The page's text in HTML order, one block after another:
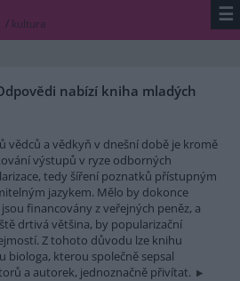
/ kultura ☰
nabízí kniha mladých
vědců a vědkyň v dnešní době je kromě
výstupů v ryze odborných
tedy šíření poznatků přístupným
jazykem. Mělo by dokonce
financovány z veřejných peněz, a
drtivá většina, by popularizační
Z tohoto důvodu lze knihu
biologa, kterou společně sepsal
a autorek, jednoznačně přivítat.